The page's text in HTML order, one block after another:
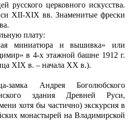
русского церковного искусства.
XII-XIX вв. Знаменитые фрески
плату:
миниатюра и вышивка» или
в 4-х этажной башне 1912 г.
XIX в. – начала XX в.).
замка Андрея Боголюбского
здания Древней Руси,
хотя бы частично) экскурсия в
монастырей на Владимирской